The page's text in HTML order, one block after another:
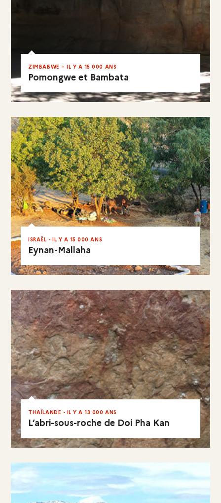
Pomongwe et Bambata
ZIMBABWE – IL Y A 15 000 ANS
EN RÉSUMÉ
Eynan-Mallaha
ISRAËL - IL Y A 15 000 ANS
EN RÉSUMÉ
L’abri-sous-roche de Doi Pha Kan
THAÏLANDE - IL Y A 13 000 ANS
EN RÉSUMÉ